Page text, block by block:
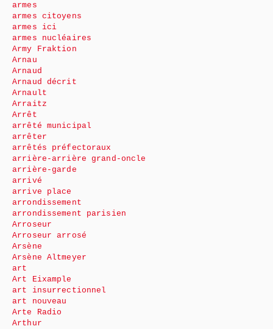
armes
armes citoyens
armes ici
armes nucléaires
Army Fraktion
Arnau
Arnaud
Arnaud décrit
Arnault
Arraitz
Arrêt
arrêté municipal
arrêter
arrêtés préfectoraux
arrière-arrière grand-oncle
arrière-garde
arrivé
arrive place
arrondissement
arrondissement parisien
Arroseur
Arroseur arrosé
Arsène
Arsène Altmeyer
art
Art Eixample
art insurrectionnel
art nouveau
Arte Radio
Arthur